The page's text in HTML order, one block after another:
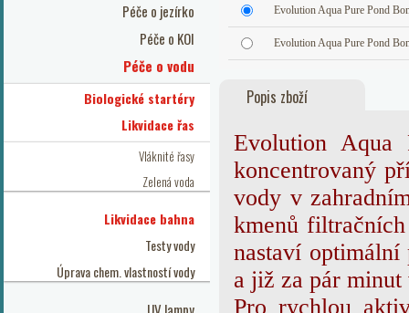
Péče o jezírko
Péče o KOI
Péče o vodu
Biologické startéry
Likvidace řas
Vláknité řasy
Zelená voda
Likvidace bahna
Testy vody
Úprava chem. vlastností vody
Evolution Aqua Pure Pond
Evolution Aqua Pure Pond
Popis zboží
Evolution Aqua
koncentrovaný
vody v
kmenů
nastaví
a již za pár
Pro rychlou